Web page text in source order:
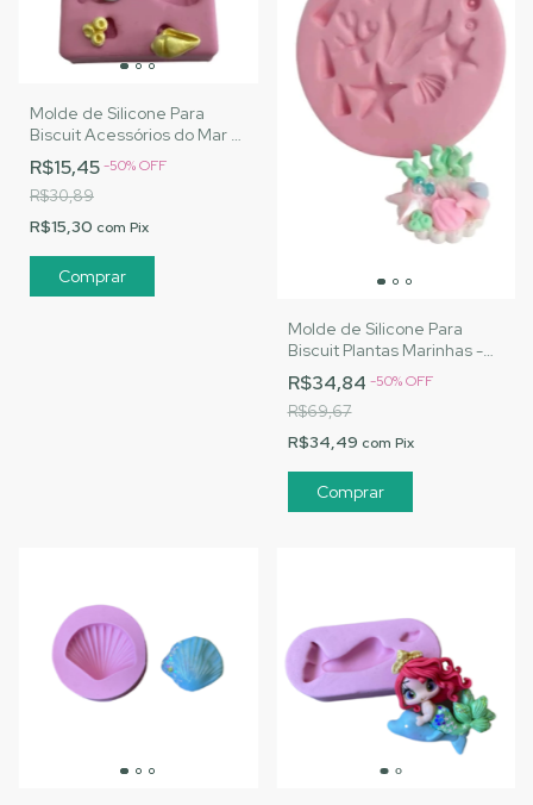
Molde de Silicone Para
Biscuit Acessórios do Mar 3
- MJ Artesanatos |Cód.
1453
R$15,45-50%OFF
R$30,89
R$15,30 com Pix
Molde de Silicone Para
Biscuit Plantas Marinhas -
MJ Artesanatos |Cód. 1464
R$34,84 -50%OFF
R$69,67
R$34,49 com Pix